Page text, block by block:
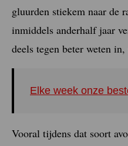
gluurden stiekem naar de
inmiddels anderhalf jaar
deels tegen beter weten
Elke week onze
Vooral tijdens dat soort